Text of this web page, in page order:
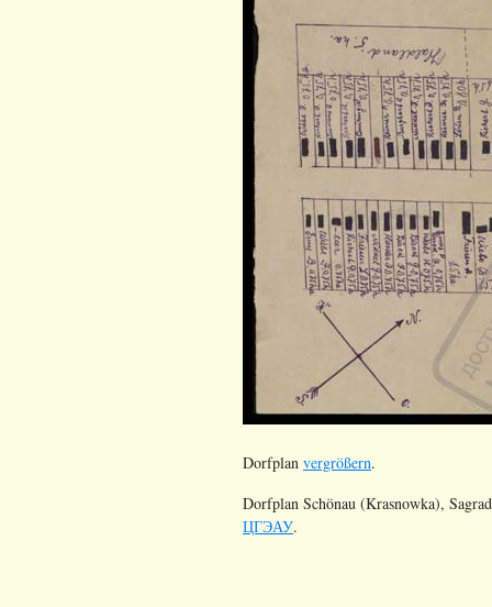
Dorfplan vergrößern.
Dorfplan Schönau (Krasnowka),
ЦГЭАУ.